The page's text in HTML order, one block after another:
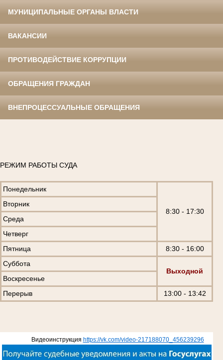
МУНИЦИПАЛЬНЫЕ ОРГАНЫ ВЛАСТИ
ВАКАНСИИ
ПРОТИВОДЕЙСТВИЕ КОРРУПЦИИ
ОБРАЩЕНИЯ ГРАЖДАН
ВНЕПРОЦЕССУАЛЬНЫЕ ОБРАЩЕНИЯ
РЕЖИМ РАБОТЫ СУДА
Понедельник
8:30 - 17:30
Вторник
Среда
Четверг
Пятница
8:30 - 16:00
Суббота
Выходной
Воскресенье
Перерыв
13:00 - 13:42
Видеоинструкция https://vk.com/video-217188070_456239296